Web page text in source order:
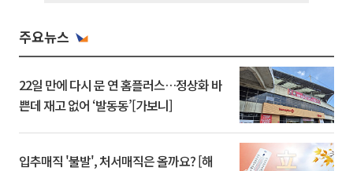
주요뉴스
22일 만에 다시 문 연 홈플러스…정상화 바
쁜데 재고 없어 ‘발동동’[가보니]
입추매직 '불발', 처서매직은 올까요? [해